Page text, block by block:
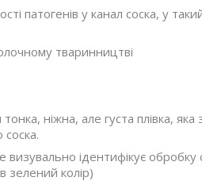
патогенів у канал соска, у
тваринництві
ніжна, але густа плівка, яка
ідентифікує обробку
зелений колір)